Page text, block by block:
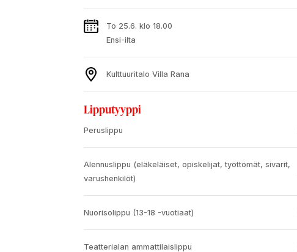
To 25.6. klo 18.00
Ensi-ilta
Kulttuuritalo Villa Rana
Lipputyyppi
Peruslippu
Alennuslippu (eläkeläiset, opiskelijat, työttömät, sivarit,
varushenkilöt)
Nuorisolippu (13-18 -vuotiaat)
Teatterialan ammattilaislippu